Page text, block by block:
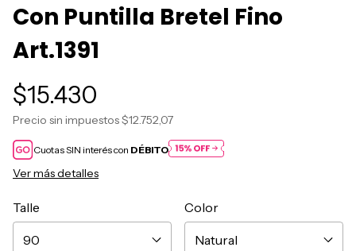
Con Puntilla Bretel Fino
Art.1391
$15.430
Precio sin impuestos$12.752,07
Cuotas SIN interés con DÉBITO
Ver más detalles
Talle Color